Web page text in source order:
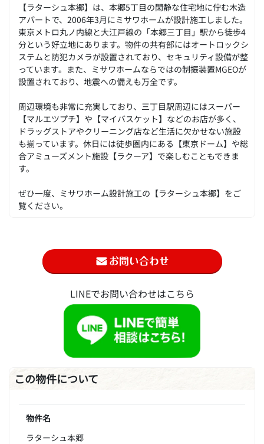
【ラターシュ本郷】は、本郷5丁目の閑静な住宅地に佇む木造
アパートで、2006年3月にミサワホームが設計施工しました。
東京メトロ丸ノ内線と大江戸線の「本郷三丁目」駅から徒歩4
分という好立地にあります。物件の共有部にはオートロックシ
ステムと防犯カメラが設置されており、セキュリティ設備が整
っています。また、ミサワホームならではの制振装置MGEOが
設置されており、地震への備えも万全です。
周辺環境も非常に充実しており、三丁目駅周辺にはスーパー
【マルエツプチ】や【マイバスケット】などのお店が多く、
ドラッグストアやクリーニング店など生活に欠かせない施設
も揃っています。休日には徒歩圏内にある【東京ドーム】や総
合アミューズメント施設【ラクーア】で楽しむこともできま
す。
ぜひ一度、ミサワホーム設計施工の【ラターシュ本郷】をご
覧ください。
LINEでお問い合わせはこちら
この物件について
物件名
ラターシュ本郷